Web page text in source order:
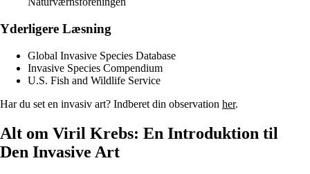
Yderligere Læsning
Global Invasive Species Database
Invasive Species Compendium
U.S. Fish and Wildlife Service
Har du set en invasiv art? Indberet din observation her.
Alt om Viril Krebs: En Introduktion til
Den Invasive Art